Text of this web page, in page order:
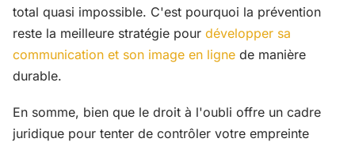
total quasi impossible. C'est pourquoi la prévention
reste la meilleure stratégie pour développer sa
communication et son image en ligne de manière
durable.
En somme, bien que le droit à l'oubli offre un cadre
juridique pour tenter de contrôler votre empreinte